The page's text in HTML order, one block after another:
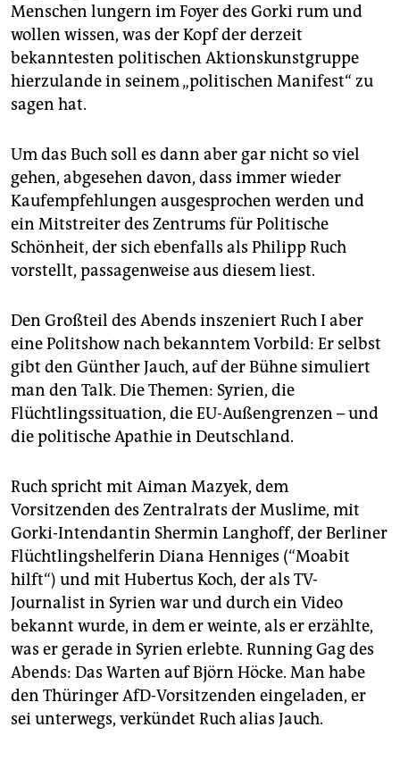
Menschen lungern im Foyer des Gorki rum und
wollen wissen, was der Kopf der derzeit
bekanntesten politischen Aktionskunstgruppe
hierzulande in seinem „politischen Manifest“ zu
sagen hat.
Um das Buch soll es dann aber gar nicht so viel
gehen, abgesehen davon, dass immer wieder
Kaufempfehlungen ausgesprochen werden und
ein Mitstreiter des Zentrums für Politische
Schönheit, der sich ebenfalls als Philipp Ruch
vorstellt, passagenweise aus diesem liest.
Den Großteil des Abends inszeniert Ruch I aber
eine Politshow nach bekanntem Vorbild: Er selbst
gibt den Günther Jauch, auf der Bühne simuliert
man den Talk. Die Themen: Syrien, die
Flüchtlingssituation, die EU-Außengrenzen – und
die politische Apathie in Deutschland.
Ruch spricht mit Aiman Mazyek, dem
Vorsitzenden des Zentralrats der Muslime, mit
Gorki-Intendantin Shermin Langhoff, der Berliner
Flüchtlingshelferin Diana Henniges (“Moabit
hilft“) und mit Hubertus Koch, der als TV-
Journalist in Syrien war und durch ein Video
bekannt wurde, in dem er weinte, als er erzählte,
was er gerade in Syrien erlebte. Running Gag des
Abends: Das Warten auf Björn Höcke. Man habe
den Thüringer AfD-Vorsitzenden eingeladen, er
sei unterwegs, verkündet Ruch alias Jauch.